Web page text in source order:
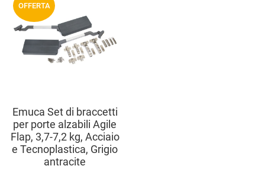
OFFERTA
Emuca Set di braccetti
per porte alzabili Agile
Flap, 3,7-7,2 kg, Acciaio
e Tecnoplastica, Grigio
antracite